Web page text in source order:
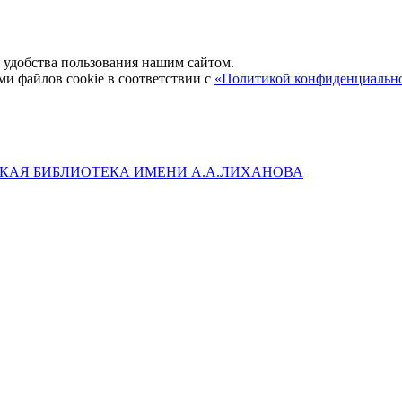
пользования нашим сайтом.
файлов cookie в соответствии с «Политикой
БИБЛИОТЕКА ИМЕНИ А.А.ЛИХАНОВА